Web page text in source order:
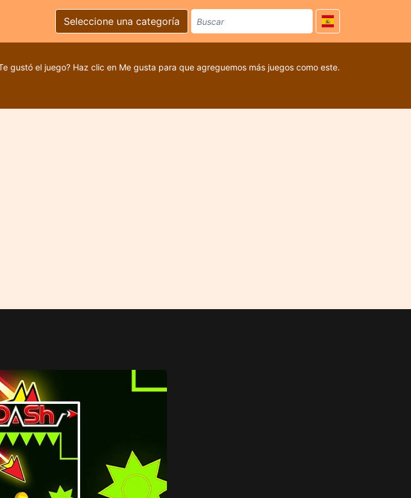
Seleccione una categoría
gustó el juego? Haz clic en Me gusta para que agreguemos más juegos como este.